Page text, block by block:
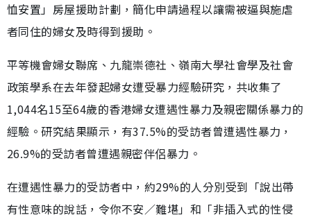
恤安置」房屋援助計劃，簡化申請過程以讓需被逼與施虐
者同住的婦女及時得到援助。
平等機會婦女聯席、九龍崇德社、嶺南大學社會學及社會
政策學系在去年發起婦女遭受暴力經驗研究，共收集了
1,044名15至64歲的香港婦女遭遇性暴力及親密關係暴力的
經驗。研究結果顯示，有37.5%的受訪者曾遭遇性暴力，
26.9%的受訪者曾遭遇親密伴侶暴力。
在遭遇性暴力的受訪者中，約29%的人分別受到「說出帶
有性意味的說話，令你不安／難堪」和「非插入式的性侵